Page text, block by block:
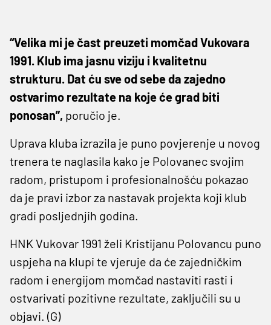
“Velika mi je čast preuzeti momčad Vukovara
1991. Klub ima jasnu viziju i kvalitetnu
strukturu. Dat ću sve od sebe da zajedno
ostvarimo rezultate na koje će grad biti
ponosan”, poručio je.
Uprava kluba izrazila je puno povjerenje u novog
trenera te naglasila kako je Polovanec svojim
radom, pristupom i profesionalnošću pokazao
da je pravi izbor za nastavak projekta koji klub
gradi posljednjih godina.
HNK Vukovar 1991 želi Kristijanu Polovancu puno
uspjeha na klupi te vjeruje da će zajedničkim
radom i energijom momčad nastaviti rasti i
ostvarivati pozitivne rezultate, zaključili su u
objavi. (G)